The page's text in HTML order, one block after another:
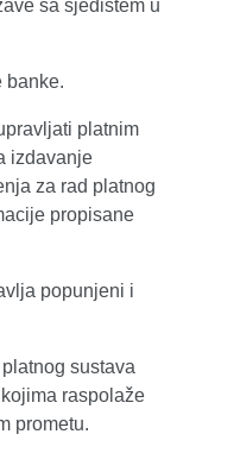
sa sjedištem u
banke.
platnim
izdavanje
za rad platnog
propisane
popunjeni i
sustava
raspolaže
prometu.